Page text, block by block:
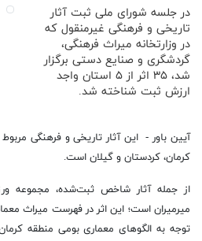
در جلسه شورای ملی ثبت آثار
تاریخی و فرهنگی غیرمنقول که
در وزارتخانه میراث فرهنگی،
گردشگری و صنایع دستی برگزار
شد، ۳۵ اثر از ۵ استان واجد
ارزش ثبت شناخته شد.
آیین باور - این آثار تاریخی و فرهنگی
کرمان، کردستان و گیلان است.
از جمله آثار شاخص ثبت‌شده، مجموعه
میرمیران است؛ این اثر در فهرست میراث
توجه به الگو‌های معماری بومی منطقه